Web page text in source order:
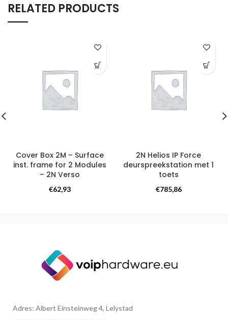
RELATED PRODUCTS
Cover Box 2M – Surface
inst. frame for 2 Modules
– 2N Verso
Intercoms
€62,93
2N Helios IP Force
deurspreekstation met 1
toets
Intercoms
€785,86
Adres: Albert Einsteinweg 4, Lelystad